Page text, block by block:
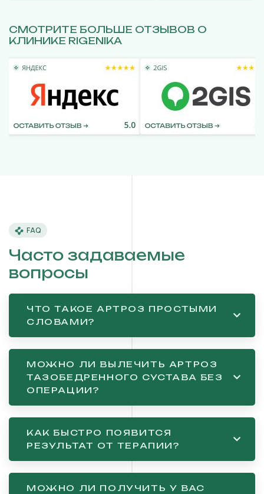
СМОТРИТЕ БОЛЬШЕ ОТЗЫВОВ О
КЛИНИКЕ RIGENIKA
FAQ
Часто задаваемые
вопросы
ЧТО ТАКОЕ АРТРОЗ ПРОСТЫМИ
СЛОВАМИ?
МОЖНО ЛИ ВЫЛЕЧИТЬ АРТРОЗ
ТАЗОБЕДРЕННОГО СУСТАВА БЕЗ
ОПЕРАЦИИ?
КАК БЫСТРО ПОЯВИТСЯ
РЕЗУЛЬТАТ ОТ ТЕРАПИИ?
МОЖНО ЛИ ПОЛУЧИТЬ У ВАС